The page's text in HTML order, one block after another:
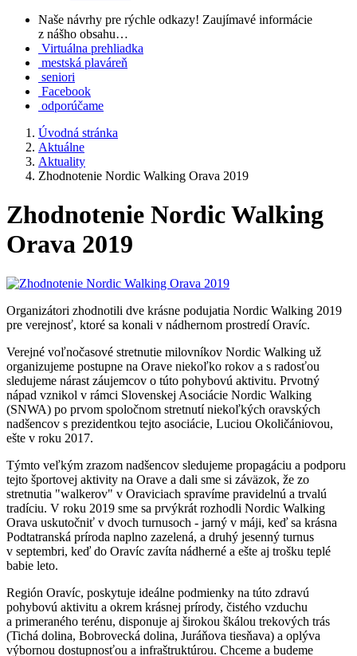
Naše návrhy pre rýchle odkazy! Zaujímavé informácie
z nášho obsahu…
Virtuálna prehliadka
mestská plaváreň
seniori
Facebook
odporúčame
Úvodná stránka
Aktuálne
Aktuality
Zhodnotenie Nordic Walking Orava 2019
Zhodnotenie Nordic Walking
Orava 2019
Organizátori zhodnotili dve krásne podujatia Nordic Walking 2019
pre verejnosť, ktoré sa konali v nádhernom prostredí Oravíc.
Verejné voľnočasové stretnutie milovníkov Nordic Walking už
organizujeme postupne na Orave niekoľko rokov a s radosťou
sledujeme nárast záujemcov o túto pohybovú aktivitu. Prvotný
nápad vznikol v rámci Slovenskej Asociácie Nordic Walking
(SNWA) po prvom spoločnom stretnutí niekoľkých oravských
nadšencov s prezidentkou tejto asociácie, Luciou Okoličániovou,
ešte v roku 2017.
Týmto veľkým zrazom nadšencov sledujeme propagáciu a podporu
tejto športovej aktivity na Orave a dali sme si záväzok, že zo
stretnutia "walkerov" v Oraviciach spravíme pravidelnú a trvalú
tradíciu. V roku 2019 sme sa prvýkrát rozhodli Nordic Walking
Orava uskutočniť v dvoch turnusoch - jarný v máji, keď sa krásna
Podtatranská príroda naplno zazelená, a druhý jesenný turnus
v septembri, keď do Oravíc zavíta nádherné a ešte aj trošku teplé
babie leto.
Región Oravíc, poskytuje ideálne podmienky na túto zdravú
pohybovú aktivitu a okrem krásnej prírody, čistého vzduchu
a primeraného terénu, disponuje aj širokou škálou trekových trás
(Tichá dolina, Bobrovecká dolina, Juráňova tiesňava) a oplýva
výbornou dostupnosťou a infraštruktúrou. Chceme a budeme